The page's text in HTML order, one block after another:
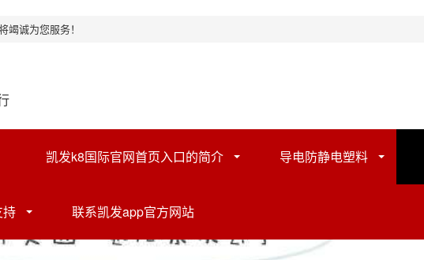
诚为您服务！
凯发k8国际官网首页入口的简介 导电防静电塑料
持 联系凯发app官方网站